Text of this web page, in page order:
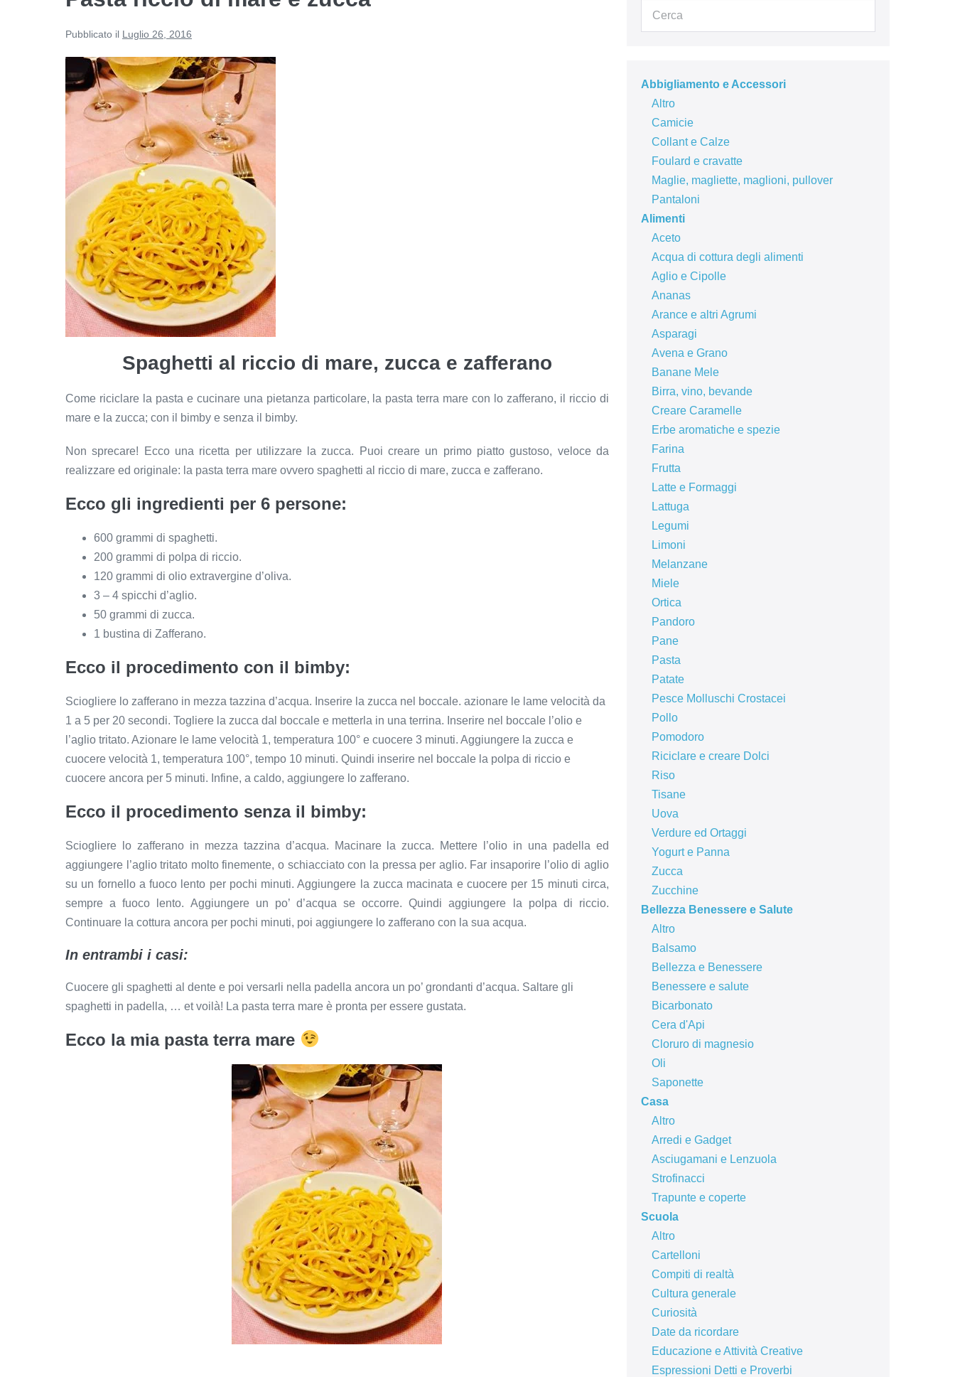
Pubblicato il Luglio 26, 2016
Spaghetti al riccio di mare, zucca e zafferano
Come riciclare la pasta e cucinare una pietanza particolare, la pasta terra mare con lo zafferano, il riccio di
mare e la zucca; con il bimby e senza il bimby.
Non sprecare! Ecco una ricetta per utilizzare la zucca. Puoi creare un primo piatto gustoso, veloce da
realizzare ed originale: la pasta terra mare ovvero spaghetti al riccio di mare, zucca e zafferano.
Ecco gli ingredienti per 6 persone:
600 grammi di spaghetti.
200 grammi di polpa di riccio.
120 grammi di olio extravergine d’oliva.
3 – 4 spicchi d’aglio.
50 grammi di zucca.
1 bustina di Zafferano.
Ecco il procedimento con il bimby:
Sciogliere lo zafferano in mezza tazzina d’acqua. Inserire la zucca nel boccale. azionare le lame velocità da
1 a 5 per 20 secondi. Togliere la zucca dal boccale e metterla in una terrina. Inserire nel boccale l’olio e
l’aglio tritato. Azionare le lame velocità 1, temperatura 100° e cuocere 3 minuti. Aggiungere la zucca e
cuocere velocità 1, temperatura 100°, tempo 10 minuti. Quindi inserire nel boccale la polpa di riccio e
cuocere ancora per 5 minuti. Infine, a caldo, aggiungere lo zafferano.
Ecco il procedimento senza il bimby:
Sciogliere lo zafferano in mezza tazzina d’acqua. Macinare la zucca. Mettere l’olio in una padella ed
aggiungere l’aglio tritato molto finemente, o schiacciato con la pressa per aglio. Far insaporire l’olio di aglio
su un fornello a fuoco lento per pochi minuti. Aggiungere la zucca macinata e cuocere per 15 minuti circa,
sempre a fuoco lento. Aggiungere un po’ d’acqua se occorre. Quindi aggiungere la polpa di riccio.
Continuare la cottura ancora per pochi minuti, poi aggiungere lo zafferano con la sua acqua.
In entrambi i casi:
Cuocere gli spaghetti al dente e poi versarli nella padella ancora un po’ grondanti d’acqua. Saltare gli
spaghetti in padella, … et voilà! La pasta terra mare è pronta per essere gustata.
Ecco la mia pasta terra mare
Abbigliamento e Accessori
Altro
Camicie
Collant e Calze
Foulard e cravatte
Maglie, magliette, maglioni, pullover
Pantaloni
Alimenti
Aceto
Acqua di cottura degli alimenti
Aglio e Cipolle
Ananas
Arance e altri Agrumi
Asparagi
Avena e Grano
Banane Mele
Birra, vino, bevande
Creare Caramelle
Erbe aromatiche e spezie
Farina
Frutta
Latte e Formaggi
Lattuga
Legumi
Limoni
Melanzane
Miele
Ortica
Pandoro
Pane
Pasta
Patate
Pesce Molluschi Crostacei
Pollo
Pomodoro
Riciclare e creare Dolci
Riso
Tisane
Uova
Verdure ed Ortaggi
Yogurt e Panna
Zucca
Zucchine
Bellezza Benessere e Salute
Altro
Balsamo
Bellezza e Benessere
Benessere e salute
Bicarbonato
Cera d'Api
Cloruro di magnesio
Oli
Saponette
Casa
Altro
Arredi e Gadget
Asciugamani e Lenzuola
Strofinacci
Trapunte e coperte
Scuola
Altro
Cartelloni
Compiti di realtà
Cultura generale
Curiosità
Date da ricordare
Educazione e Attività Creative
Espressioni Detti e Proverbi